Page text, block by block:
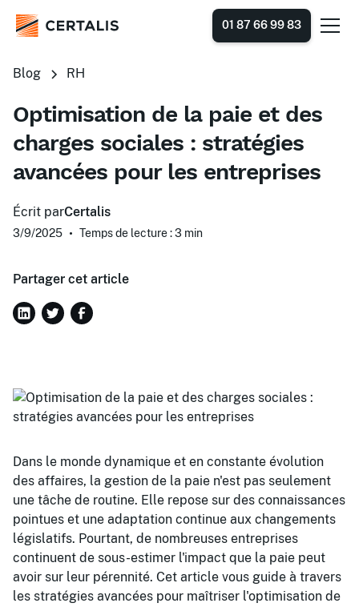
01 87 66 99 83
Blog RH
Optimisation de la paie et des
charges sociales : stratégies
avancées pour les entreprises
Écrit parCertalis
3/9/2025 • Temps de lecture : 3 min
Partager cet article
Dans le monde dynamique et en constante évolution
des affaires, la gestion de la paie n'est pas seulement
une tâche de routine. Elle repose sur des connaissances
pointues et une adaptation continue aux changements
législatifs. Pourtant, de nombreuses entreprises
continuent de sous-estimer l'impact que la paie peut
avoir sur leur pérennité. Cet article vous guide à travers
les stratégies avancées pour maîtriser l'optimisation de